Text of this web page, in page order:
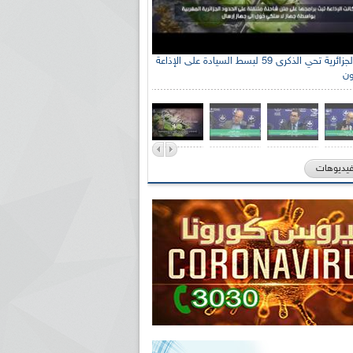
الإذاعة الجزائرية تحي الذكرى 59 لبسط السيادة على الإذاعة